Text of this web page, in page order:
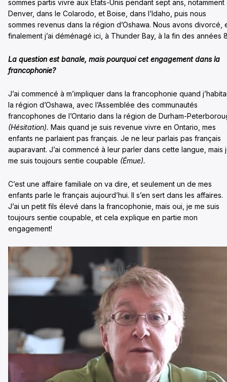
sommes partis vivre aux États-Unis pendant sept ans, notamment
Denver, dans le Colarodo, et Boise, dans l’Idaho, puis nous
sommes revenus dans la région d’Oshawa. Nous avons divorcé,
finalement j’ai déménagé ici, à Thunder Bay, à la fin des années
La question est banale, mais pourquoi cet engagement dans la
francophonie?
J’ai commencé à m’impliquer dans la francophonie quand
la région d’Oshawa, avec l’Assemblée des communautés
francophones de l’Ontario dans la région de Durham-
(Hésitation). Mais quand je suis revenue vivre en Ontario, mes
enfants ne parlaient pas français. Je ne leur parlais pas français
auparavant. J’ai commencé à leur parler dans cette langue, mais
me suis toujours sentie coupable (Émue).
C’est une affaire familiale on va dire, et seulement un de mes
enfants parle le français aujourd’hui. Il s’en sert dans les affaires.
J’ai un petit fils élevé dans la francophonie, mais oui, je me suis
toujours sentie coupable, et cela explique en partie mon
engagement!